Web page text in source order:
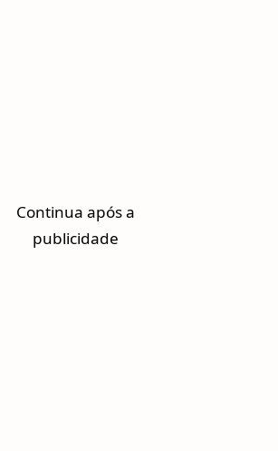
Continua após a
publicidade